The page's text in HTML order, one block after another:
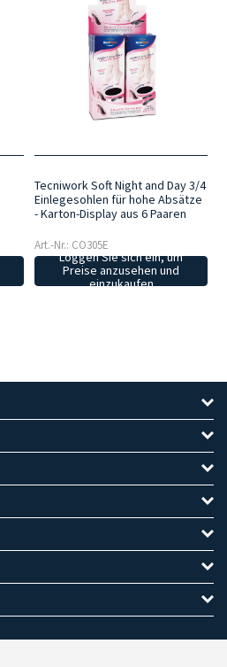
Tecniwork Soft Night and Day 3/4
Einlegesohlen für hohe Absätze
- Karton-Display aus 6 Paaren
Art.-Nr.: CO305E
Loggen Sie sich ein, um
Preise anzusehen und
einzukaufen